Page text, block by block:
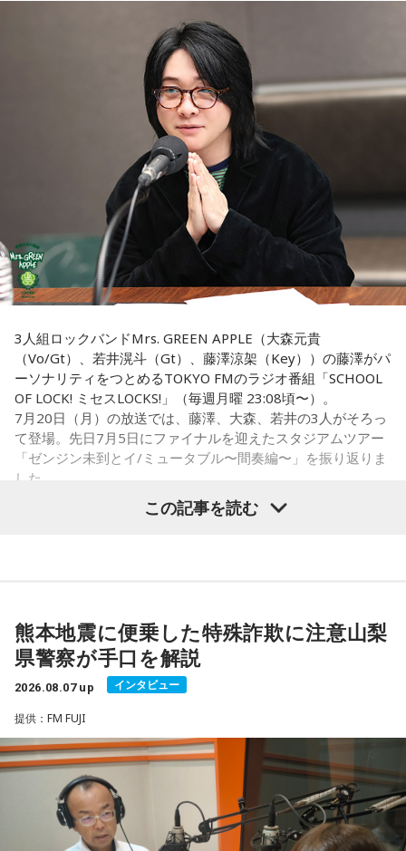
我慢できるのは、あなたが優しくて、まわりを思いやれる証
拠です。あとは少しだけ、自分の本音も大切にしてあげまし
■監修者プロフィール：草彅健太（くさなぎ・けんた）
東京池袋占い館セレーネ所属。メンタルケアカウンセラー。
鑑定件数は若い女性を中心に7,000件を超え、占いイベントや
アプリの監修も手がける。また、イベントMCや声優としての
活動もしており、芸能関係者からの依頼も多い。
Webサイト：https://selene-uranai.com/
YouTube：
https://youtu.be/UHrZuZcHTj4
「8」が並ぶことから縁起の良い日というイメージを持つ人も
いますが、暦の上では寅の日にあたるのが最大の特徴です。
で、一般的には午前中が吉、午後は控えめ
に過ごすのが良いという考え方があります。
寅の日とは、12日に一度巡ってくる吉日
虎は古くから「千里行って千里帰る」という言い伝えがあ
り、「出ていったものが無事に戻ってくる」と考えられてき
ました。そのため、お金や旅に関する縁起の良い日として親
しまれています。
このことから、寅の日は次のようなタイミングに選ぶ人もい
ます。
・財布を新調する
・財布を使い始める
・銀行口座を開設する
・旅行や出張へ出発する
・新しい挑戦を始める
一方で、「戻る」という意味合いから、結婚や結納などのお
寅の日は、お金に関する縁起の良い日として知られているこ
とから、財布を購入したり、使い始めたりするタイミングと
して選ぶ人もいます。
「お金が無事に戻ってくる」という言い伝えに由来するもの
で、開運アクションとして親しまれている考え方です。
ただし、財布を新調したからといって金運の上昇が保証され
るわけではありません。あくまでも縁起担ぎとして取り入れ
られている習慣です。
3人組ロックバンドMrs. GREEN APPLE（大森元貴
（Vo/Gt）、若井滉斗（Gt）、藤澤涼架（Key））の藤澤がパ
ーソナリティをつとめるTOKYO FMのラジオ番組「SCHOOL
OF LOCK! ミセスLOCKS!」（毎週月曜 23:08頃〜）。
7月20日（月）の放送では、藤澤、大森、若井の3人がそろっ
て登場。先日7月5日にファイナルを迎えたスタジアムツアー
「ゼンジン未到とイ/ミュータブル〜間奏編〜」を振り返りま
した。
＜リスナーからのメッセージ＞
ミセス先生、こんばんは！ 7月5日のファイナルに参戦しまし
た！ 私にとって初めての「ゼンジン」シリーズだったので、
参加できて本当に良かったです。演奏が本当にかっこよく
セラ」の時の花火は相性が良すぎて、思わず泣いてしまいま
した。帰り道もプレイリストを聴きながら帰っていたのです
がその余韻でまたウルウルしてしまいました。最高の景色と
最高の演奏を、本当にありがとうございました。（埼玉県 18
歳 女の子）
この記事を読む
熊本地震に便乗した特殊詐欺に注意山梨
県警察が手口を解説
2026.08.07 up インタビュー
提供：FM FUJI